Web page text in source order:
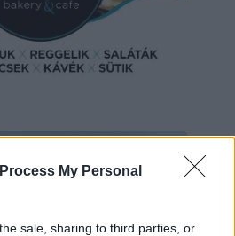
My Personal
sale, sharing to third parties, or